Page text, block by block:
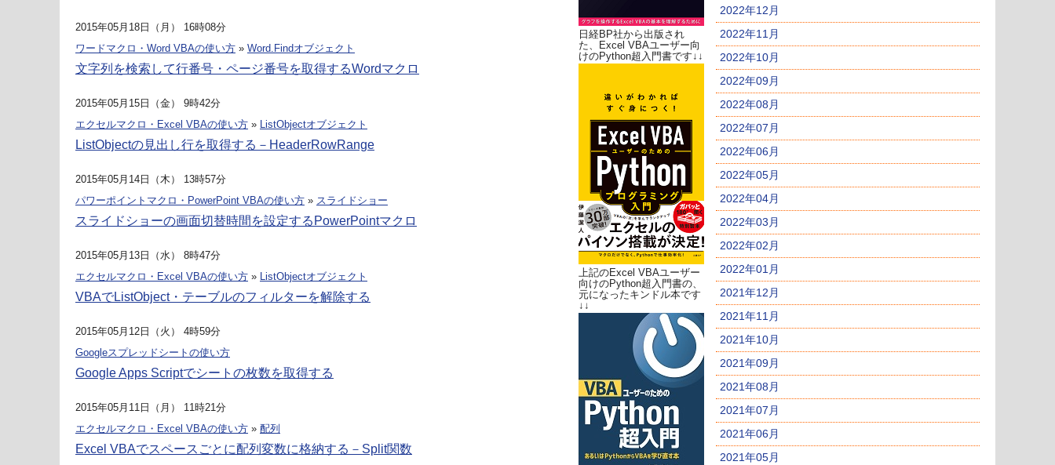
2015年05月18日（月） 16時08分
ワードマクロ・Word VBAの使い方 » Word.Findオブジェクト
文字列を検索して行番号・ページ番号を取得するWordマクロ
2015年05月15日（金） 9時42分
エクセルマクロ・Excel VBAの使い方 » ListObjectオブジェクト
ListObjectの見出し行を取得する－HeaderRowRange
2015年05月14日（木） 13時57分
パワーポイントマクロ・PowerPoint VBAの使い方 » スライドショー
スライドショーの画面切替時間を設定するPowerPointマクロ
2015年05月13日（水） 8時47分
エクセルマクロ・Excel VBAの使い方 » ListObjectオブジェクト
VBAでListObject・テーブルのフィルターを解除する
2015年05月12日（火） 4時59分
Googleスプレッドシートの使い方
Google Apps Scriptでシートの枚数を取得する
2015年05月11日（月） 11時21分
エクセルマクロ・Excel VBAの使い方 » 配列
Excel VBAでスペースごとに配列変数に格納する－Split関数
日経BP社から出版され
た、Excel VBAユーザー向
けのPython超入門書です↓↓
上記のExcel VBAユーザー
向けのPython超入門書の、
元になったキンドル本です
↓↓
2022年12月
2022年11月
2022年10月
2022年09月
2022年08月
2022年07月
2022年06月
2022年05月
2022年04月
2022年03月
2022年02月
2022年01月
2021年12月
2021年11月
2021年10月
2021年09月
2021年08月
2021年07月
2021年06月
2021年05月